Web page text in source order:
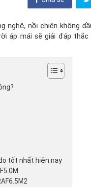
nghệ, nồi chiên không
áp mái sẽ giải đáp thắc
tốt nhất hiện nay